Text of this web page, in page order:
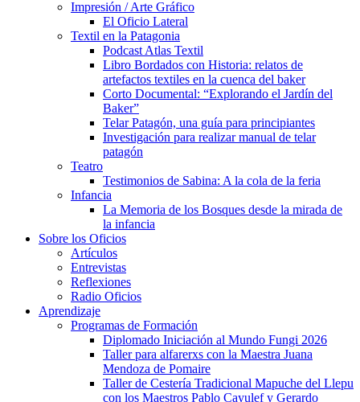
Impresión / Arte Gráfico
El Oficio Lateral
Textil en la Patagonia
Podcast Atlas Textil
Libro Bordados con Historia: relatos de
artefactos textiles en la cuenca del baker
Corto Documental: “Explorando el Jardín del
Baker”
Telar Patagón, una guía para principiantes
Investigación para realizar manual de telar
patagón
Teatro
Testimonios de Sabina: A la cola de la feria
Infancia
La Memoria de los Bosques desde la mirada de
la infancia
Sobre los Oficios
Artículos
Entrevistas
Reflexiones
Radio Oficios
Aprendizaje
Programas de Formación
Diplomado Iniciación al Mundo Fungi 2026
Taller para alfarerxs con la Maestra Juana
Mendoza de Pomaire
Taller de Cestería Tradicional Mapuche del Llepu
con los Maestros Pablo Cayulef y Gerardo